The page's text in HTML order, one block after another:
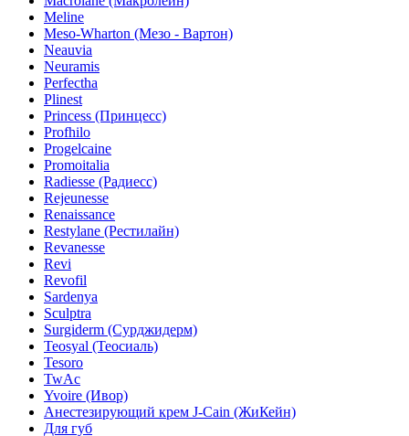
Meline
Meso-Wharton (Мезо - Вартон)
Neauvia
Neuramis
Perfectha
Plinest
Princess (Принцесс)
Profhilo
Progelcaine
Promoitalia
Radiesse (Радиесс)
Rejeunesse
Renaissance
Restylane (Рестилайн)
Revanesse
Revi
Revofil
Sardenya
Sculptra
Surgiderm (Сурджидерм)
Teosyal (Теосиаль)
Tesoro
TwAc
Yvoire (Ивор)
Анестезирующий крем J-Cain (ЖиКейн)
Для губ